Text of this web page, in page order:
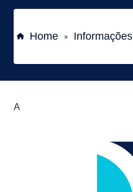
Home » Informações
A